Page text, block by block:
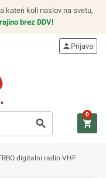
kateri koli naslov na svetu,
brez DDV!
search
person Prijava
shopping_cart
0
digitalni radio VHF